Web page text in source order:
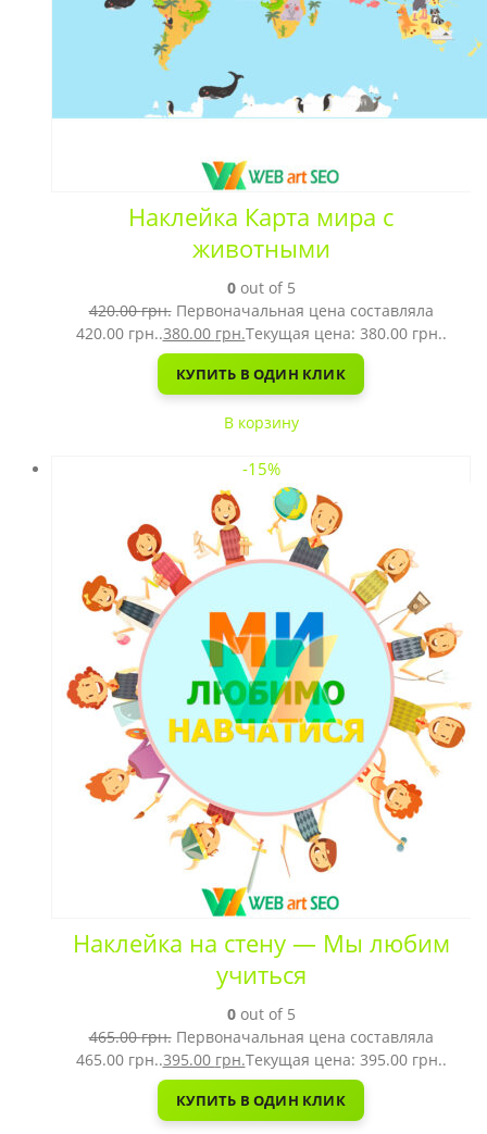
Наклейка Карта мира с
животными
0out of 5
420.00грн. Первоначальная цена составляла
420.00 грн..380.00 грн.Текущая цена: 380.00 грн..
КУПИТЬ В ОДИН КЛИК
В корзину
-15%
Наклейка на стену — Мы любим
учиться
0out of 5
465.00грн. Первоначальная цена составляла
465.00 грн..395.00 грн.Текущая цена: 395.00 грн..
КУПИТЬ В ОДИН КЛИК